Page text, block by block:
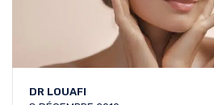
DR LOUAFI